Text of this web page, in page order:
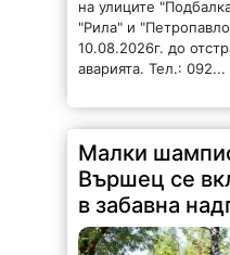
на улиците
"Рила" и
10.08.2026г. до
аварията. Тел.: 092...
Малки
Вършец се
в забавна